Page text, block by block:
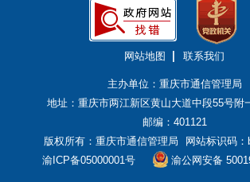
网站地图 联系我们
主办单位：重庆市通信管理局
地址：重庆市两江新区黄山大道中段55号附
邮编：401121
版权所有：重庆市通信管理局
网站标识码
渝ICP备05000001号
渝公网安备